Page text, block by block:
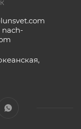
nach-